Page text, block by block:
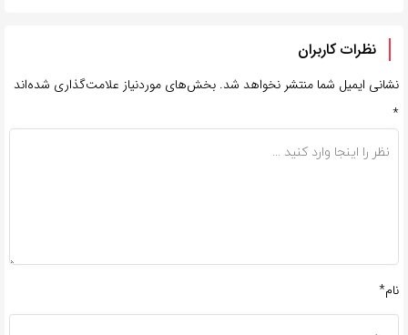
نظرات کاربران
نشانی ایمیل شما منتشر نخواهد شد. بخش‌های موردنیاز علامت‌گذاری شده‌اند
*
نام*